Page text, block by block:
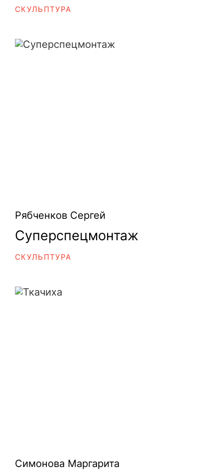
СКУЛЬПТУРА
Суперспецмонтаж
Рябченков Сергей
Суперспецмонтаж
СКУЛЬПТУРА
Ткачиха
Симонова Маргарита